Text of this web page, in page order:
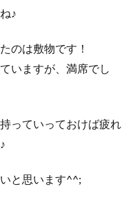
♪
のは敷物です！
いますが、満席でし
っていっておけば疲れ
と思います^^;